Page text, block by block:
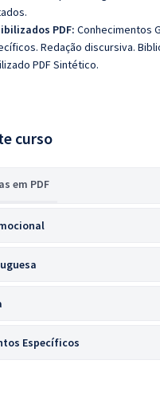
PDF: Conhecimentos
Redação discursiva.
PDF Sintético.
curso
em PDF
Específicos